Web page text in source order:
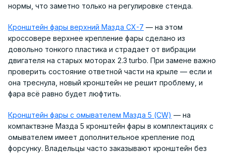
нормы, что заметно только на регулировке стенда.
Кронштейн фары верхний Мазда CX-7 — на этом
кроссовере верхнее крепление фары сделано из
довольно тонкого пластика и страдает от вибрации
двигателя на старых моторах 2.3 turbo. При замене важно
проверить состояние ответной части на крыле — если и
она треснула, новый кронштейн не решит проблему, и
фара всё равно будет люфтить.
Кронштейн фары с омывателем Мазда 5 (CW) — на
компактвэне Мазда 5 кронштейн фары в комплектациях с
омывателем имеет дополнительное крепление под
форсунку. Владельцы часто заказывают кронштейн без